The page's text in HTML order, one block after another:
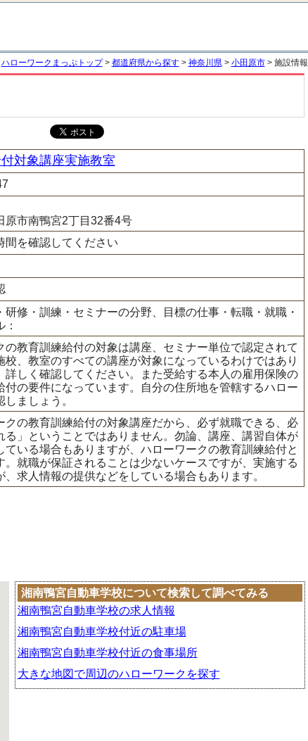
ハローワークまっぷトップ> 都道府県から探す> 神奈川県> 小田原市> 施設情報
対象講座実施教室
原市南鴨宮2丁目32番4号
間を確認してください
研修・訓練・セミナーの分野、目標の仕事・転職・就職・
の教育訓練給付の対象は講座、セミナー単位で認定されて
校、教室のすべての講座が対象になっているわけではあり
詳しく確認してください。また受給する本人の雇用保険の
付の要件になっています。自分の住所地を管轄するハロー
ましょう。
クの教育訓練給付の対象講座だから、必ず就職できる、必
る」ということではありません。勿論、講座、講習自体が
ている場合もありますが、ハローワークの教育訓練給付と
。就職が保証されることは少ないケースですが、実施する
、求人情報の提供などをしている場合もあります。
湘南鴨宮自動車学校について検索して調べてみる
湘南鴨宮自動車学校の求人情報
湘南鴨宮自動車学校付近の駐車場
湘南鴨宮自動車学校付近の食事場所
大きな地図で周辺のハローワークを探す